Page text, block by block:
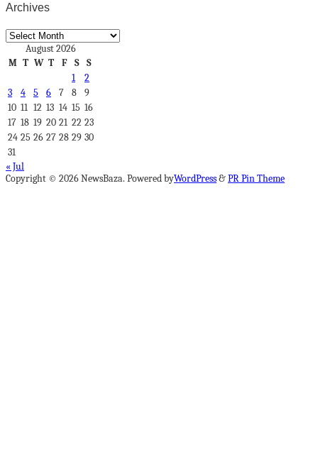
Archives
Archives
August 2026
M T W T F S
S
1
2
3
4 5 6 7 8
9
10 11 12 13 14 15 16
17 18 19 20 21 22 23
24 25 26 27 28 29 30
31
« Jul
Copyright © 2026 NewsBaza. Powered byWordPress&PR Pin Theme